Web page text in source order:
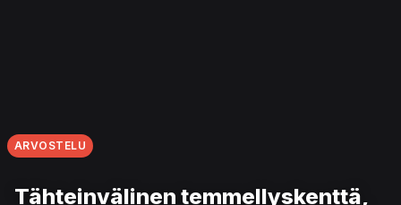
ARVOSTELU
Tähteinvälinen temmellyskenttä,